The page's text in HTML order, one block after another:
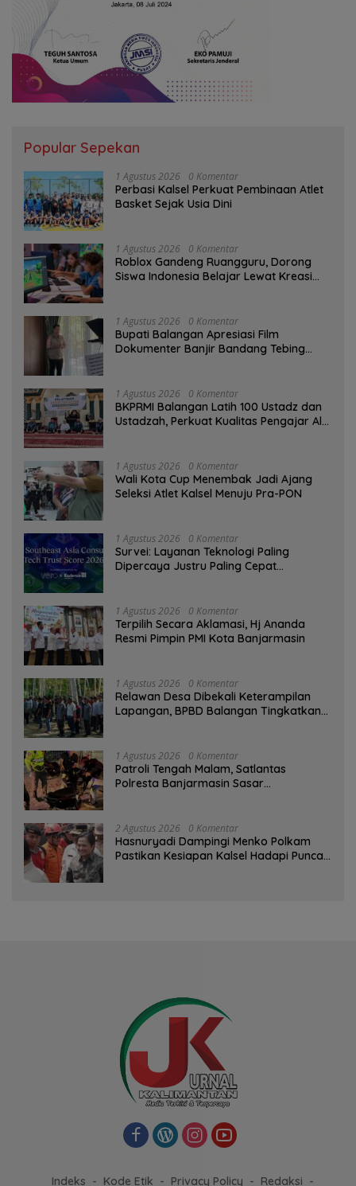
Popular Sepekan
1 Agustus 2026 0 Komentar
Perbasi Kalsel Perkuat Pembinaan Atlet
Basket Sejak Usia Dini
1 Agustus 2026 0 Komentar
Roblox Gandeng Ruangguru, Dorong
Siswa Indonesia Belajar Lewat Kreasi
1 Agustus 2026 0 Komentar
Bupati Balangan Apresiasi Film
Dokumenter Banjir Bandang Tebing
1 Agustus 2026 0 Komentar
BKPRMI Balangan Latih 100 Ustadz dan
Ustadzah, Perkuat Kualitas Pengajar Al-
1 Agustus 2026 0 Komentar
Wali Kota Cup Menembak Jadi Ajang
Seleksi Atlet Kalsel Menuju Pra-PON
1 Agustus 2026 0 Komentar
Survei: Layanan Teknologi Paling
Dipercaya Justru Paling Cepat
1 Agustus 2026 0 Komentar
‎Terpilih Secara Aklamasi, Hj Ananda
Resmi Pimpin PMI Kota Banjarmasin
1 Agustus 2026 0 Komentar
Relawan Desa Dibekali Keterampilan
Lapangan, BPBD Balangan Tingkatkan
1 Agustus 2026 0 Komentar
Patroli Tengah Malam, Satlantas
Polresta Banjarmasin Sasar
2 Agustus 2026 0 Komentar
Hasnuryadi Dampingi Menko Polkam
Pastikan Kesiapan Kalsel Hadapi Puncak
Indeks Kode Etik Privacy Policy Redaksi